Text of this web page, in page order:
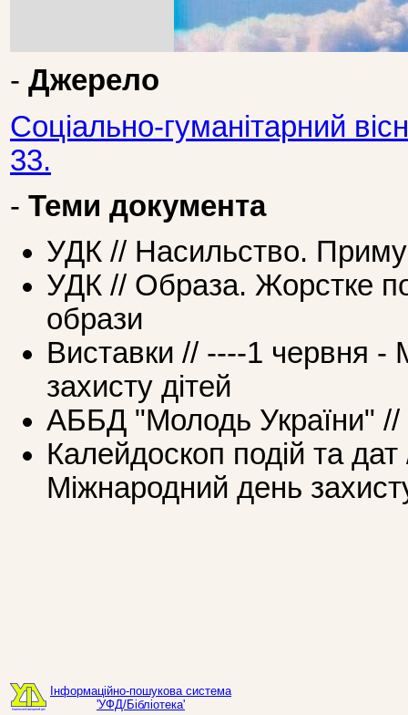
- Джерело
Соціально-гуманітарний
33.
- Теми документа
УДК // Насильство.
УДК // Образа. Жорстке
образи
Виставки // ----1 червня -
захисту дітей
АББД "Молодь України" //
Калейдоскоп подій та
Міжнародний день
Інформаційно-пошукова система
'УФД/Бібліотека'